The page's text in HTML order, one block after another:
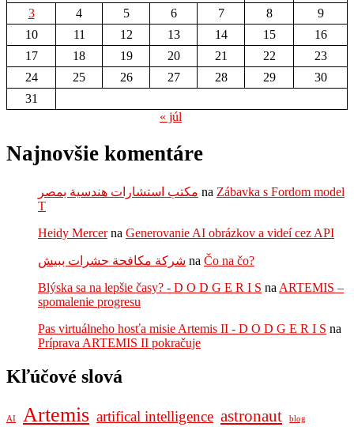
3
4 5 6 7 8
9
10
11 12 13 14 15
16
17
18 19 20 21 22
23
24
25 26 27 28 29
30
31
« júl
Najnovšie komentáre
مكتب استشارات هندسية بمصر na Zábavka s Fordom model
T
Heidy Mercerna Generovanie AI obrázkov a videí cez API
شركة مكافحة حشرات ببيش na Čo na čo?
Blýska sa na lepšie časy? - D O D G E R I S na ARTEMIS –
spomalenie progresu
Pas virtuálneho hosťa misie Artemis II - D O D G E R I S na
Príprava ARTEMIS II pokračuje
Kľúčové slová
AI Artemis artifical intelligence astronaut blog